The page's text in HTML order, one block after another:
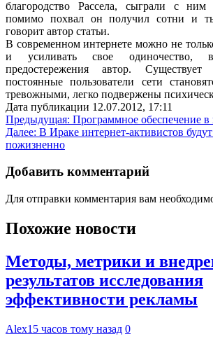
благородство Рассела, сыграли с
помимо похвал он получил сотни и
говорит автор статьи.
В современном интернете можно не
и усиливать свое одиночество,
предостережения автор.
постоянные пользователи сети
тревожными, легко подвержены
Дата публикации 12.07.2012, 17:11
Навигация
по
Предыдущая: Программное обеспечение в
Далее: В Ираке интернет-активистов
пожизненно
Добавить комментарий
Для отправки комментария вам
Похожие новости
Методы, метрики и
результатов исследования
эффективности рекламы
Alex15 часов тому назад 0